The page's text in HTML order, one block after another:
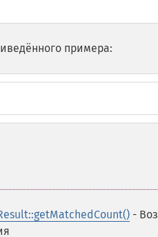
примера:
-